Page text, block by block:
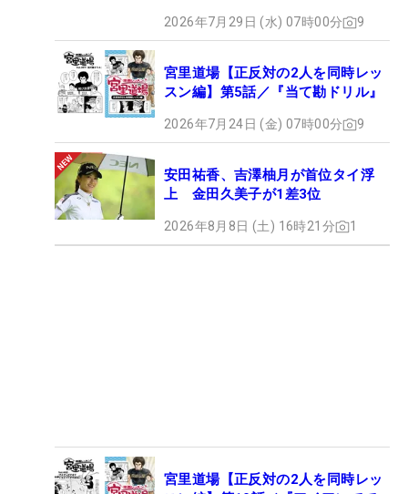
2026年7月29日 (水) 07時00分 9
宮里道場【正反対の2人を同時レッ
スン編】第5話／『当て勘ドリル』
2026年7月24日 (金) 07時00分 9
安田祐香、吉澤柚月が首位タイ浮
上 金田久美子が1差3位
2026年8月8日 (土) 16時21分 1
宮里道場【正反対の2人を同時レッ